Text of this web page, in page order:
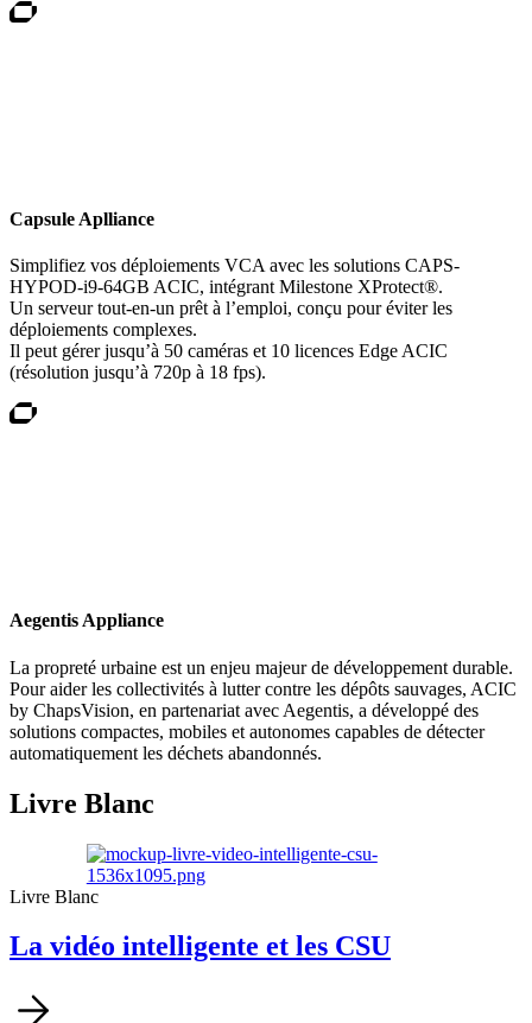
Capsule Aplliance
Simplifiez vos déploiements VCA avec les solutions CAPS-
HYPOD-i9-64GB ACIC, intégrant Milestone XProtect®.
Un serveur tout-en-un prêt à l’emploi, conçu pour éviter les
déploiements complexes.
Il peut gérer jusqu’à 50 caméras et 10 licences Edge ACIC
(résolution jusqu’à 720p à 18 fps).
Aegentis Appliance
La propreté urbaine est un enjeu majeur de développement durable.
Pour aider les collectivités à lutter contre les dépôts sauvages, ACIC
by ChapsVision, en partenariat avec Aegentis, a développé des
solutions compactes, mobiles et autonomes capables de détecter
automatiquement les déchets abandonnés.
Livre Blanc
Livre Blanc
La vidéo intelligente et les CSU